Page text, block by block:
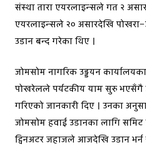
संस्था तारा एयरलाइन्सले गत २
एयरलाइन्सले २० असारदेखि
उडान बन्द गरेका थिए ।
जोमसोम नागरिक उड्डयन
पोखरेलले पर्यटकीय याम सुरु भएसँगै
गरिएको जानकारी दिए । उनका
जोमसोम हवाई उडानका लागि
ट्विनअटर जहाजले आजदेखि उडान